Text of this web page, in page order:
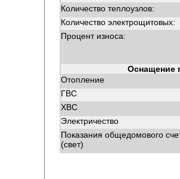
Количество теплоузлов:
Количество электрощитовых:
Процент износа:
Оснащение
Отопление
ГВС
ХВС
Электричество
Показания общедомового
(свет)